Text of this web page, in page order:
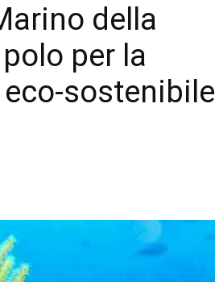
della
per la
sostenibile